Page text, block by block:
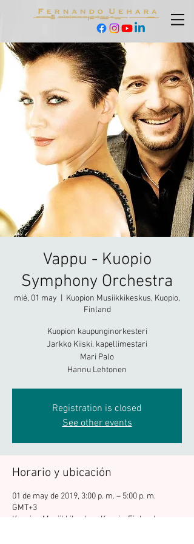
Vappu - Kuopio
Symphony Orchestra
mié, 01 may
Kuopion Musiikkikeskus, Kuopio,
Finland
Kuopion kaupunginorkesteri
Jarkko Kiiski, kapellimestari
Mari Palo
Hannu Lehtonen
Registration is closed
See other events
Horario y ubicación
01 de may de 2019, 3:00 p. m. – 5:00 p. m.
GMT+3
Kuopion Musiikkikeskus, Kuopio, Finland,